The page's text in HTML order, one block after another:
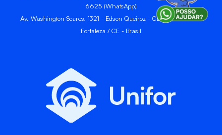
6625 (WhatsApp)
Av. Washington Soares, 1321 - Edson Queiroz - CEP 60811-905 -
Fortaleza / CE - Brasil